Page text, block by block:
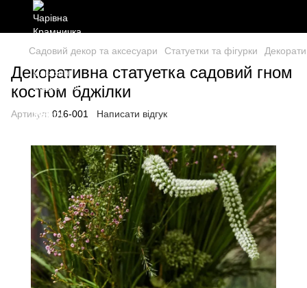
Садовий декор та аксесуари Статуетки та фігурки
Декоративна статуетка садовий гном
костюм бджілки
Артикул: 016-001 Написати відгук